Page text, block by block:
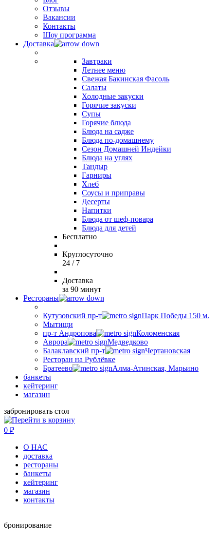
Отзывы
Вакансии
Контакты
Шоу программа
Доставка
Завтраки
Летнее меню
Свежая Бакинская Фасоль
Салаты
Холодные закуски
Горячие закуски
Супы
Горячие блюда
Блюда на садже
Блюда по-домашнему
Сезон Домашней Индейки
Блюда на углях
Тандыр
Гарниры
Хлеб
Соусы и приправы
Десерты
Напитки
Блюда от шеф-повара
Блюда для детей
Бесплатно
Круглосуточно
24 / 7
Доставка
за 90 минут
Рестораны
Кутузовский пр-т
Парк Победы 150 м.
Мытищи
пр-т Андропова
Коломенская
Аврора
Медведково
Балаклавский пр-т
Чертановская
Ресторан на Рублёвке
Братеево
Алма-Атинская, Марьино
банкеты
кейтеринг
магазин
забронировать стол
0 ₽
О НАС
доставка
рестораны
банкеты
кейтеринг
магазин
контакты
бронирование